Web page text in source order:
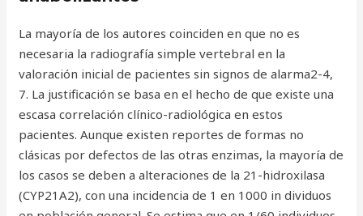
La mayoría de los autores coinciden en que no es
necesaria la radiografía simple vertebral en la
valoración inicial de pacientes sin signos de alarma2-4,
7. La justificación se basa en el hecho de que existe una
escasa correlación clínico-radiológica en estos
pacientes. Aunque existen reportes de formas no
clásicas por defectos de las otras enzimas, la mayoría de
los casos se deben a alteraciones de la 21-hidroxilasa
(CYP21A2), con una incidencia de 1 en 1000 in dividuos